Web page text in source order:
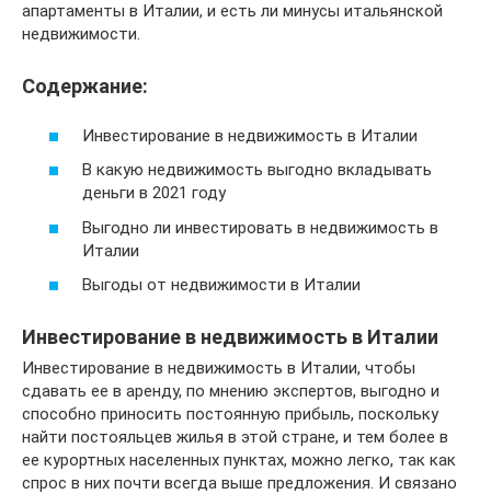
апартаменты в Италии, и есть ли минусы итальянской
недвижимости.
Содержание:
Инвестирование в недвижимость в Италии
В какую недвижимость выгодно вкладывать
деньги в 2021 году
Выгодно ли инвестировать в недвижимость в
Италии
Выгоды от недвижимости в Италии
Инвестирование в недвижимость в Италии
Инвестирование в недвижимость в Италии, чтобы
сдавать ее в аренду, по мнению экспертов, выгодно и
способно приносить постоянную прибыль, поскольку
найти постояльцев жилья в этой стране, и тем более в
ее курортных населенных пунктах, можно легко, так как
спрос в них почти всегда выше предложения. И связано